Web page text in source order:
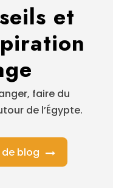
et
faire du
de l’Égypte.
blog